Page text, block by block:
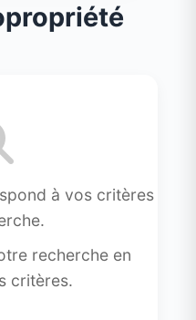
à vos critères
recherche en
critères.